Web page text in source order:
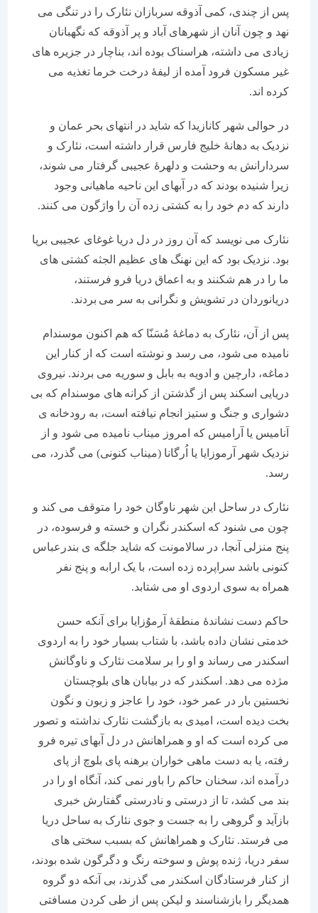
پس از چندی، کمی آذوقه سربازان نئارک را در تنگی می
نهد و چون آنان از شهرهای آباد و پر آذوقه که نگهبانان
زیادی می داشته، هراسناک بوده اند، بناچار در جزیره های
غیر مسکون فرود آمده از لیفۀ درخت خرما تغذیه می
کرده اند.
در حوالی شهر کانازیدا که شاید در انتهای بحر عمان و
نزدیک به دهانۀ خلیج فارس قرار داشته است، نئارک و
سردارانش به وحشت و دلهرۀ عجیبی گرفتار می شوند،
زیرا شنیده بودند که در آبهای این ناحیه ماهیانی وجود
دارند که دم خود را به کشتی زده آن را واژگون می کنند.
نئارک می نویسد که آن روز در دل دریا غوغای عجیبی برپا
بود. نزدیک بود که این نهنگ های عظیم الجثه کشتی های
ما را در هم شکنند و به اعماق دریا فرو فرستند،
دریانوردان در تشویش و نگرانی به سر می بردند.
پس از آن، نئارک به دماغۀ مُسَنّا که هم اکنون موسندام
نامیده می شود، می رسد و نوشته است که از کنار این
دماغه، دارچین و ادویه به بابل و سوریه می بردند. نیروی
دریایی اسکند پس از گذشتن از کرانه های موسندام که بی
دشواری و جنگ و ستیز انجام نیافته است، به رودخانه ی
اَنامیس یا آرامیس که امروز میناب نامیده می شود و از
نزدیک شهر آرموزایا یا اُرگانا (میناب کنونی) می گذرد، می
نئارک در ساحل این شهر ناوگان خود را متوقف می کند و
چون می شنود که اسکندر نگران و خسته و فرسوده، در
پنج منزلی آنجا، در سالامونت که شاید جلگه ی بندرعباس
کنونی باشد سراپرده زده است، با یک ارابه و پنج نفر
همراه به سوی اردوی او می شتابد.
حاکم دست نشاندۀ منطقۀ آرموُزایا برای آنکه حسن
خدمتی نشان داده باشد، با شتاب بسیار خود را به اردوی
اسکندر می رساند و او را بر سلامت نئارک و ناوگانش
مژده می دهد. اسکندر که در بیابان های بلوچستان
نخستین بار در عمر خود، خود را عاجز و زبون و نگون
بخت دیده است، امیدی به بازگشت نئارک نداشته و تصور
می کرده است که او و همراهانش در دل آبهای تیره فرو
رفته، یا به دست ماهی خواران برهنه پای بلوچ از پای
درآمده اند، سخنان حاکم را باور نمی کند، آنگاه او را در
بند می کشد، تا از درستی و نادرستی گفتارش خبری
بازآید و گروهی را به جست و جوی نئارک به ساحل دریا
می فرستد. نئارک و همراهانش که بسبب سختی های
سفر دریا، ژنده پوش و سوخته رنگ و دگرگون شده بودند،
از کنار فرستادگان اسکندر می گذرند، بی آنکه دو گروه
همدیگر را بازشناسند و لیکن پس از طی کردن مسافتی